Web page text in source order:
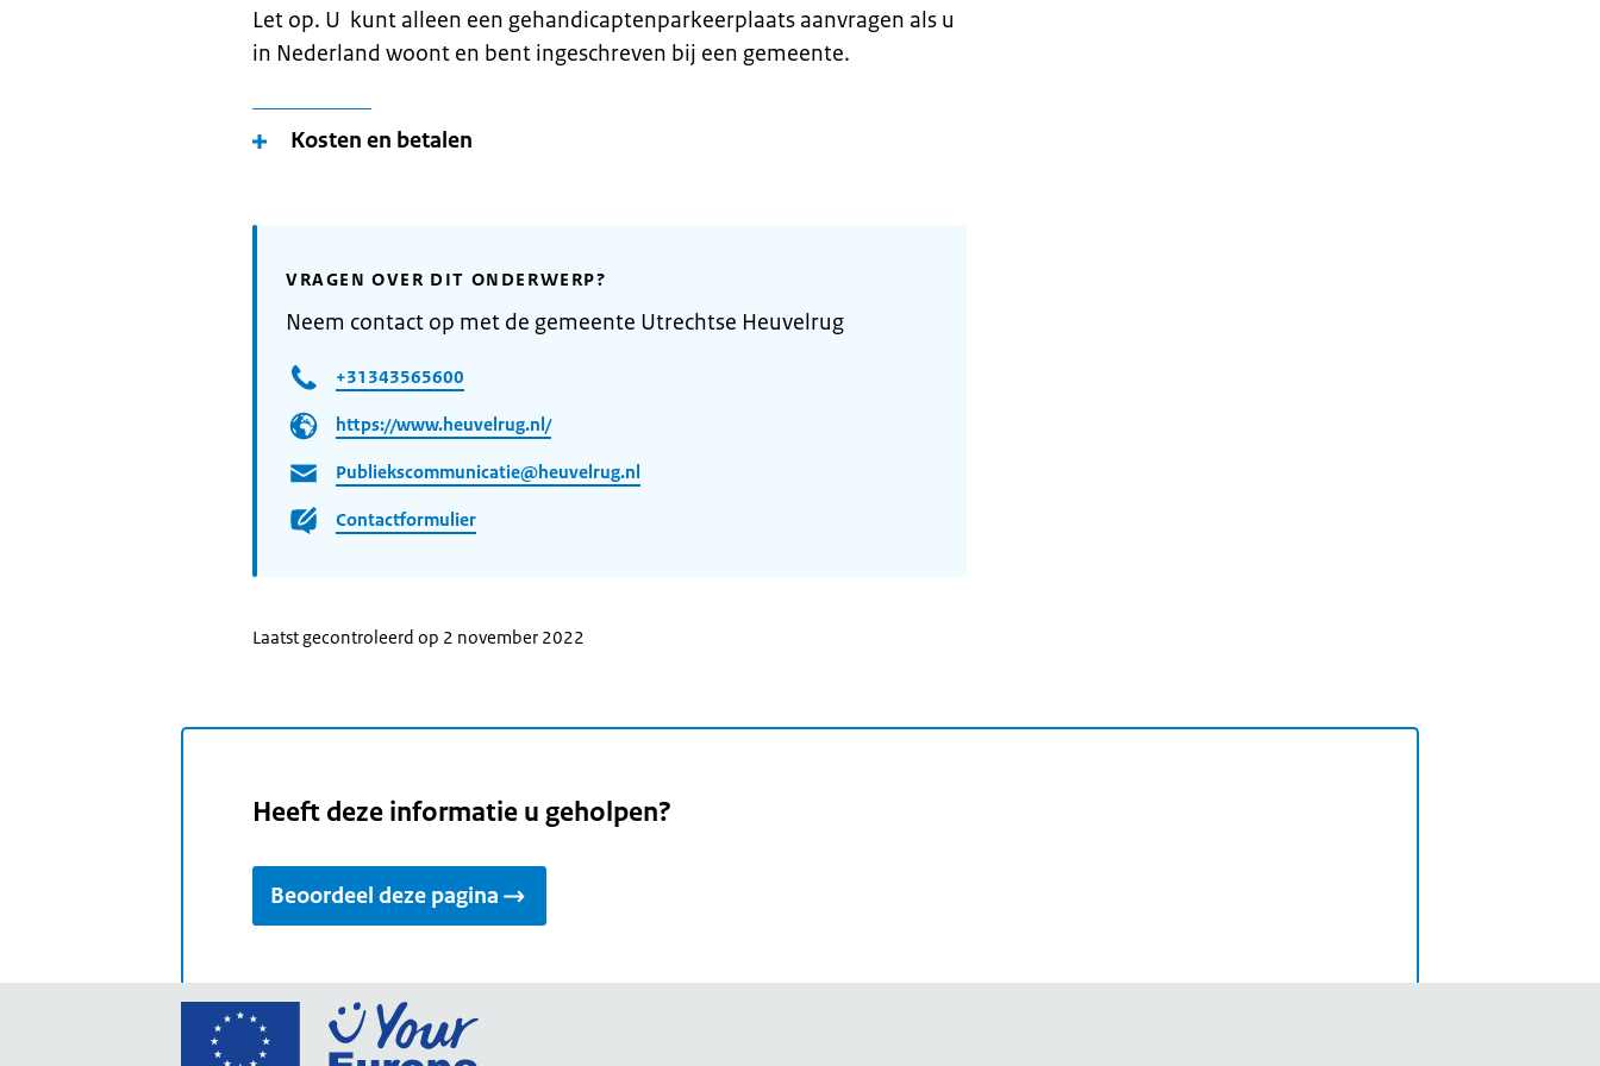
Let op. U kunt alleen een gehandicaptenparkeerplaats aanvragen als u
in Nederland woont en bent ingeschreven bij een gemeente.
Kosten en betalen
VRAGEN OVER DIT ONDERWERP?
Neem contact op met de gemeente Utrechtse Heuvelrug
+31343565600
https://www.heuvelrug.nl/
Publiekscommunicatie@heuvelrug.nl
Contactformulier
Laatst gecontroleerd op 2 november 2022
Heeft deze informatie u geholpen?
Beoordeel deze pagina
Ga